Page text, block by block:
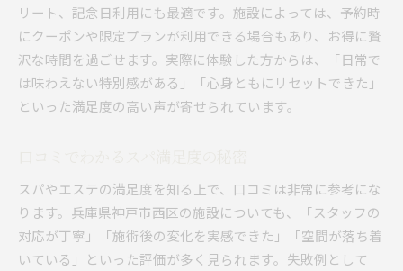
リート、記念日利用にも最適です。施設によっては、予約時
にクーポンや限定プランが利用できる場合もあり、お得に贅
沢な時間を過ごせます。実際に体験した方からは、「日常で
は味わえない特別感がある」「心身ともにリセットできた」
といった満足度の高い声が寄せられています。
スパやエステの満足度を知る上で、口コミは非常に参考にな
ります。兵庫県神戸市西区の施設についても、「スタッフの
対応が丁寧」「施術後の変化を実感できた」「空間が落ち着
いている」といった評価が多く見られます。失敗例として